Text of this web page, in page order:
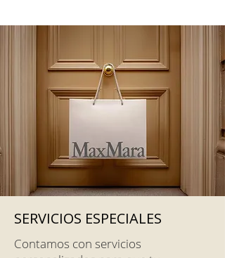
SERVICIOS ESPECIALES
Contamos con servicios